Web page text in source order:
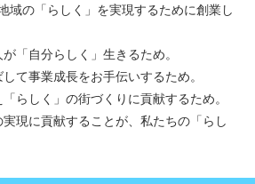
域の「らしく」を実現するために創業し
「自分らしく」生きるため。
て事業成長をお手伝いするため。
らしく」の街づくりに貢献するため。
現に貢献することが、私たちの「らし